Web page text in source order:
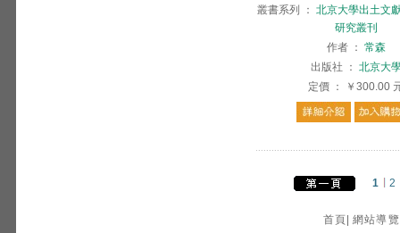
叢書系列 ： 北京大學出土文
研究叢刊
作者 ： 常森
出版社
： 北京大
定價 ： ￥300.00
1 2
首頁 網站導覽